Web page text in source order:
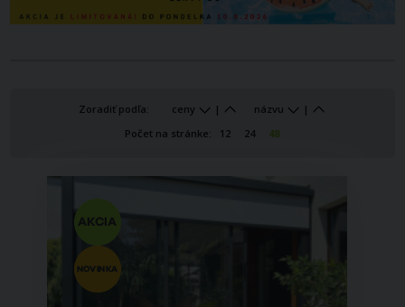
Zoradiť podľa: ceny | názvu
|
Počet na stránke: 12 24 48